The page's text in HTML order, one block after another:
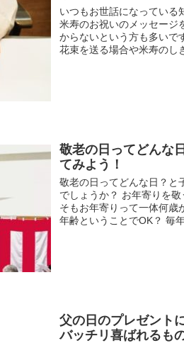
いつもお世話になっている
米寿のお祝いのメッセージ
からないという方も多いで
花束を送る場合や米寿のし
敬老の日ってどんな
てみよう！
敬老の日ってどんな日？と
でしょうか？ お年寄りを
そもお年寄りって一体何
年齢ということでOK？ 毎
父の日のプレゼント
バッチリ喜ばれるも